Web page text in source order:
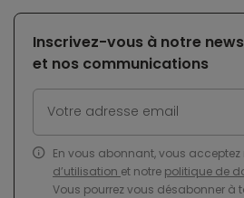
Inscrivez-vous à notre
et nos communications
En vous abonnant, vous acceptez
d’utilisation et notre politique de
Vous pourrez vous désabonner à